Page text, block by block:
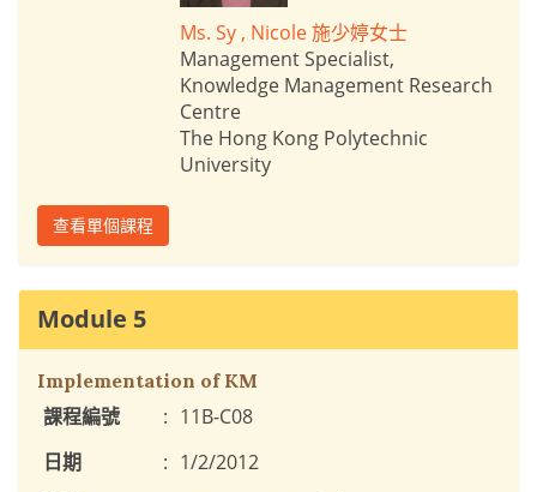
Ms. Sy , Nicole 施少婷女士
Management Specialist,
Knowledge Management Research
Centre
The Hong Kong Polytechnic
University
查看單個課程
Module 5
Implementation of KM
課程編號 : 11B-C08
日期
: 1/2/2012